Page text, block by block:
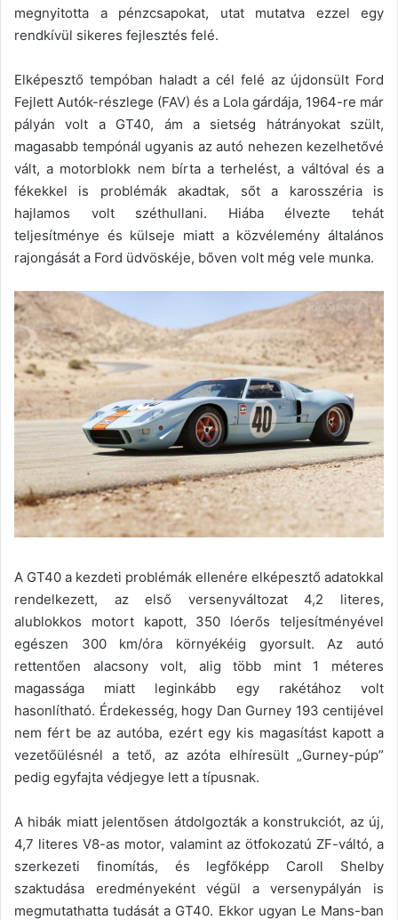
megnyitotta a pénzcsapokat, utat mutatva ezzel egy
rendkívül sikeres fejlesztés felé.
Elképesztő tempóban haladt a cél felé az újdonsült Ford
Fejlett Autók-részlege (FAV) és a Lola gárdája, 1964-re már
pályán volt a GT40, ám a sietség hátrányokat szült,
magasabb tempónál ugyanis az autó nehezen kezelhetővé
vált, a motorblokk nem bírta a terhelést, a váltóval és a
fékekkel is problémák akadtak, sőt a karosszéria is
hajlamos volt széthullani. Hiába élvezte tehát
teljesítménye és külseje miatt a közvélemény általános
rajongását a Ford üdvöskéje, bőven volt még vele munka.
A GT40 a kezdeti problémák ellenére elképesztő adatokkal
rendelkezett, az első versenyváltozat 4,2 literes,
alublokkos motort kapott, 350 lóerős teljesítményével
egészen 300 km/óra környékéig gyorsult. Az autó
rettentően alacsony volt, alig több mint 1 méteres
magassága miatt leginkább egy rakétához volt
hasonlítható. Érdekesség, hogy Dan Gurney 193 centijével
nem fért be az autóba, ezért egy kis magasítást kapott a
vezetőülésnél a tető, az azóta elhíresült „Gurney-púp”
pedig egyfajta védjegye lett a típusnak.
A hibák miatt jelentősen átdolgozták a konstrukciót, az új,
4,7 literes V8-as motor, valamint az ötfokozatú ZF-váltó, a
szerkezeti finomítás, és legfőképp Caroll Shelby
szaktudása eredményeként végül a versenypályán is
megmutathatta tudását a GT40. Ekkor ugyan Le Mans-ban